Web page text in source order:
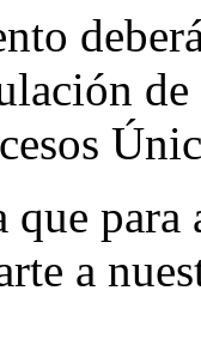
que
a